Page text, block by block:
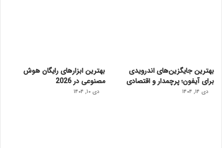
بهترین جایگزین‌های اندرویدی
برای آیفون؛ پرچمدار و اقتصادی
دی ۱۴, ۱۴۰۴
بهترین ابزارهای رایگان هوش
مصنوعی در 2026
دی ۱۰, ۱۴۰۴